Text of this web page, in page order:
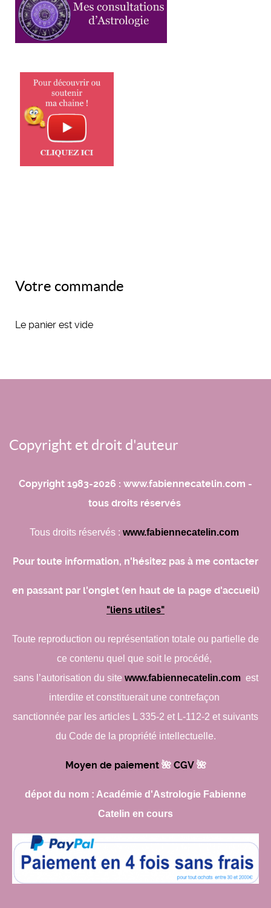
Votre commande
Le panier est vide
Copyright et droit d'auteur
Copyright 1983-2026 : www.fabiennecatelin.com -
tous droits réservés
Tous droits réservés : www.fabiennecatelin.com
Pour toute information, n'hésitez pas à me contacter
en passant par l'onglet (en haut de la page d'accueil)
"liens utiles"
Toute reproduction ou représentation totale ou partielle de
ce contenu quel que soit le procédé,
sans l’autorisation du site www.fabiennecatelin.com est
interdite et constituerait une contrefaçon
sanctionnée par les articles L 335-2 et L-112-2 et suivants
du Code de la propriété intellectuelle.
Moyen de paiement🌺​ CGV 🌺​
dépot du nom : Académie d'Astrologie Fabienne
Catelin en cours